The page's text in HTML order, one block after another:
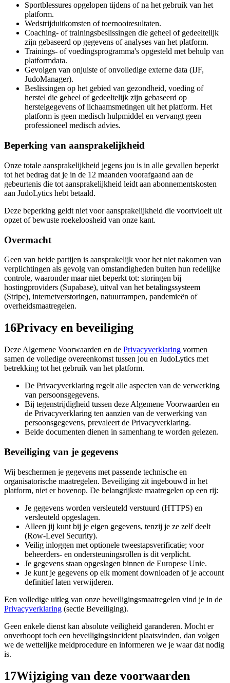
Sportblessures opgelopen tijdens of na het gebruik van het
platform.
Wedstrijduitkomsten of toernooiresultaten.
Coaching- of trainingsbeslissingen die geheel of gedeeltelijk
zijn gebaseerd op gegevens of analyses van het platform.
Trainings- of voedingsprogramma's opgesteld met behulp van
platformdata.
Gevolgen van onjuiste of onvolledige externe data (IJF,
JudoManager).
Beslissingen op het gebied van gezondheid, voeding of
herstel die geheel of gedeeltelijk zijn gebaseerd op
herstelgegevens of lichaamsmetingen uit het platform. Het
platform is geen medisch hulpmiddel en vervangt geen
professioneel medisch advies.
Beperking van aansprakelijkheid
Onze totale aansprakelijkheid jegens jou is in alle gevallen beperkt
tot het bedrag dat je in de 12 maanden voorafgaand aan de
gebeurtenis die tot aansprakelijkheid leidt aan abonnementskosten
aan JudoLytics hebt betaald.
Deze beperking geldt niet voor aansprakelijkheid die voortvloeit uit
opzet of bewuste roekeloosheid van onze kant.
Overmacht
Geen van beide partijen is aansprakelijk voor het niet nakomen van
verplichtingen als gevolg van omstandigheden buiten hun redelijke
controle, waaronder maar niet beperkt tot: storingen bij
hostingproviders (Supabase), uitval van het betalingssysteem
(Stripe), internetverstoringen, natuurrampen, pandemieën of
overheidsmaatregelen.
16Privacy en beveiliging
Deze Algemene Voorwaarden en de Privacyverklaring vormen
samen de volledige overeenkomst tussen jou en JudoLytics met
betrekking tot het gebruik van het platform.
De Privacyverklaring regelt alle aspecten van de verwerking
van persoonsgegevens.
Bij tegenstrijdigheid tussen deze Algemene Voorwaarden en
de Privacyverklaring ten aanzien van de verwerking van
persoonsgegevens, prevaleert de Privacyverklaring.
Beide documenten dienen in samenhang te worden gelezen.
Beveiliging van je gegevens
Wij beschermen je gegevens met passende technische en
organisatorische maatregelen. Beveiliging zit ingebouwd in het
platform, niet er bovenop. De belangrijkste maatregelen op een rij:
Je gegevens worden versleuteld verstuurd (HTTPS) en
versleuteld opgeslagen.
Alleen jij kunt bij je eigen gegevens, tenzij je ze zelf deelt
(Row-Level Security).
Veilig inloggen met optionele tweestapsverificatie; voor
beheerders- en ondersteuningsrollen is dit verplicht.
Je gegevens staan opgeslagen binnen de Europese Unie.
Je kunt je gegevens op elk moment downloaden of je account
definitief laten verwijderen.
Een volledige uitleg van onze beveiligingsmaatregelen vind je in de
Privacyverklaring (sectie Beveiliging).
Geen enkele dienst kan absolute veiligheid garanderen. Mocht er
onverhoopt toch een beveiligingsincident plaatsvinden, dan volgen
we de wettelijke meldprocedure en informeren we je waar dat nodig
is.
17Wijziging van deze voorwaarden